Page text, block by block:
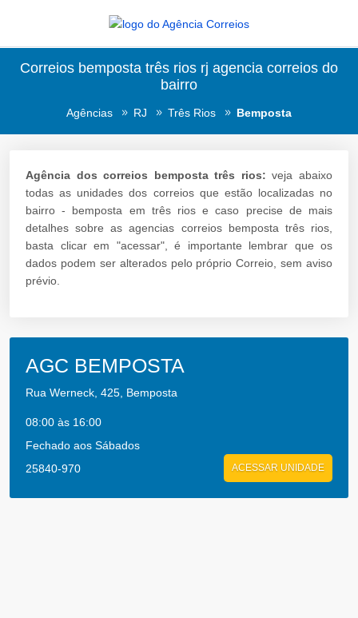
Correios bemposta três rios rj agencia correios do
bairro
Agências RJ Três Rios Bemposta
Agência dos correios bemposta três rios: veja abaixo
todas as unidades dos correios que estão localizadas no
bairro - bemposta em três rios e caso precise de mais
detalhes sobre as agencias correios bemposta três rios,
basta clicar em "acessar", é importante lembrar que os
dados podem ser alterados pelo próprio Correio, sem aviso
prévio.
AGC BEMPOSTA
Rua Werneck, 425, Bemposta
08:00 às 16:00
Fechado aos Sábados
25840-970
ACESSAR UNIDADE